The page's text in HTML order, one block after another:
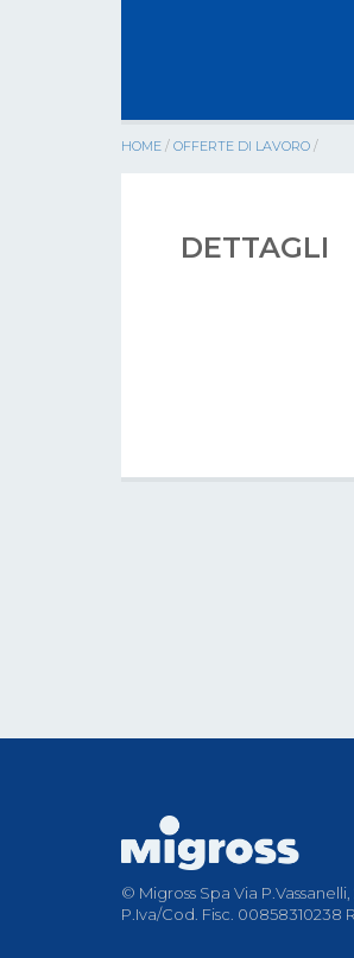
HOME / OFFERTE DI LAVORO /
DETTAGLI
© Migross Spa Via
P.Iva/Cod. Fisc. 00858310238